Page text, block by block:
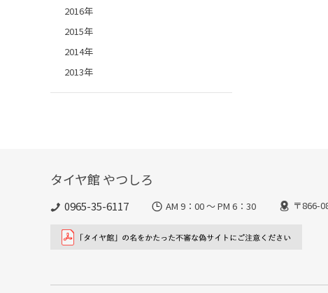
2016年
2015年
2014年
2013年
タイヤ館 やつしろ
0965-35-6117 AM 9：00 ～ PM 6：30 〒866-